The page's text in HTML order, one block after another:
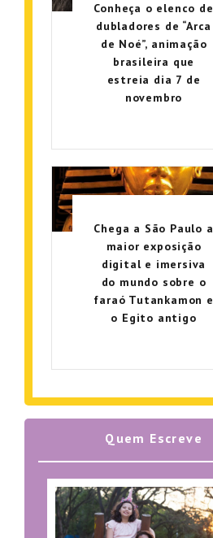
Conheça o elenco de
dubladores de “Arca
de Noé”, animação
brasileira que
estreia dia 7 de
novembro
Chega a São Paulo a
maior exposição
digital e imersiva
do mundo sobre o
faraó Tutankamon e
o Egito antigo
Quem Escreve